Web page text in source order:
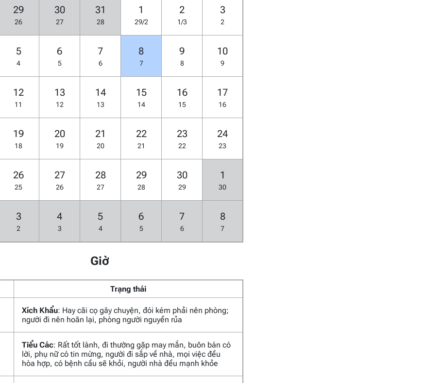
29
26
30
27
31
28
1
29/2
2
1/3
3
2
5
4
6
5
7
6
8
7
9
8
10
9
12
11
13
12
14
13
15
14
16
15
17
16
19
18
20
19
21
20
22
21
23
22
24
23
26
25
27
26
28
27
29
28
30
29
1
30
3
2
4
3
5
4
6
5
7
6
8
7
Giờ
Trạng thái
Xích Khẩu: Hay cãi cọ gây chuyện, đói kém phải nên phòng;
người đi nên hoãn lại, phòng người nguyền rủa
Tiểu Các: Rất tốt lành, đi thường gặp may mắn, buôn bán có
lời, phụ nữ có tin mừng, người đi sắp về nhà, mọi việc đều
hòa hợp, có bệnh cầu sẽ khỏi, người nhà đều mạnh khỏe